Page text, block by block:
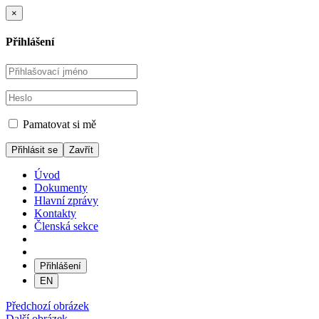
×
Přihlášení
Pamatovat si mě
Zavřít
Úvod
Dokumenty
Hlavní zprávy
Kontakty
Členská sekce
Přihlášení
EN
Předchozí obrázek